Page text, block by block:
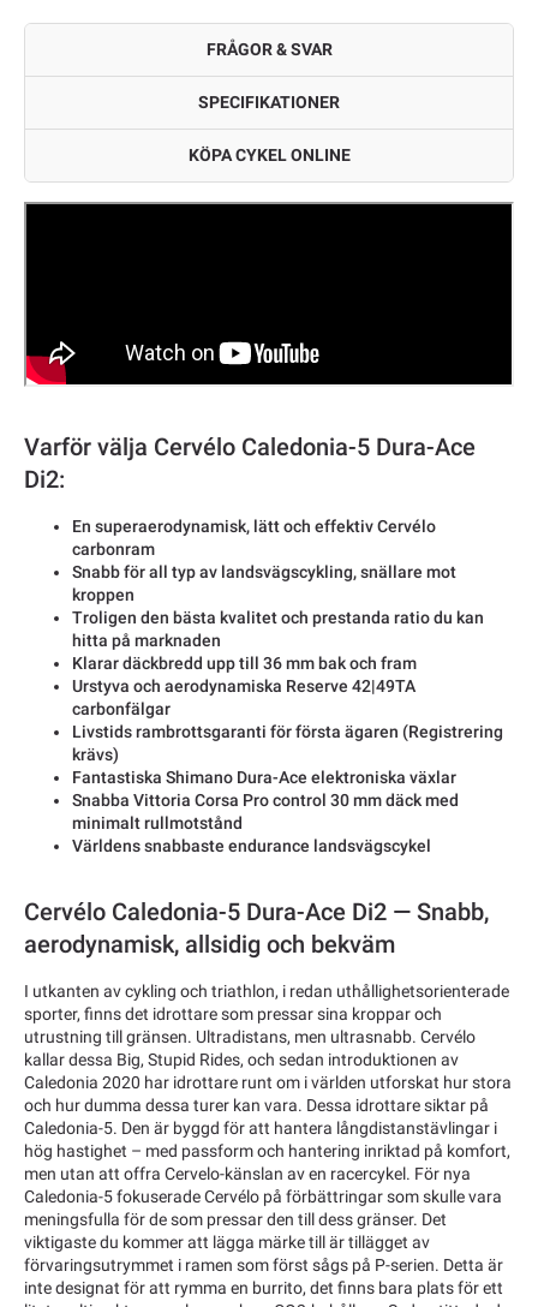
FRÅGOR & SVAR
SPECIFIKATIONER
KÖPA CYKEL ONLINE
Varför välja Cervélo Caledonia-5 Dura-Ace
Di2:
En superaerodynamisk, lätt och effektiv Cervélo
carbonram
Snabb för all typ av landsvägscykling, snällare mot
kroppen
Troligen den bästa kvalitet och prestanda ratio du kan
hitta på marknaden
Klarar däckbredd upp till 36 mm bak och fram
Urstyva och aerodynamiska Reserve 42|49TA
carbonfälgar
Livstids rambrottsgaranti för första ägaren (Registrering
krävs)
Fantastiska Shimano Dura-Ace elektroniska växlar
Snabba Vittoria Corsa Pro control 30 mm däck med
minimalt rullmotstånd
Världens snabbaste endurance landsvägscykel
Cervélo Caledonia-5 Dura-Ace Di2 — Snabb,
aerodynamisk, allsidig och bekväm
I utkanten av cykling och triathlon, i redan uthållighetsorienterade
sporter, finns det idrottare som pressar sina kroppar och
utrustning till gränsen. Ultradistans, men ultrasnabb. Cervélo
kallar dessa Big, Stupid Rides, och sedan introduktionen av
Caledonia 2020 har idrottare runt om i världen utforskat hur stora
och hur dumma dessa turer kan vara. Dessa idrottare siktar på
Caledonia-5. Den är byggd för att hantera långdistanstävlingar i
hög hastighet – med passform och hantering inriktad på komfort,
men utan att offra Cervelo-känslan av en racercykel. För nya
Caledonia-5 fokuserade Cervélo på förbättringar som skulle vara
meningsfulla för de som pressar den till dess gränser. Det
viktigaste du kommer att lägga märke till är tillägget av
förvaringsutrymmet i ramen som först sågs på P-serien. Detta är
inte designat för att rymma en burrito, det finns bara plats för ett